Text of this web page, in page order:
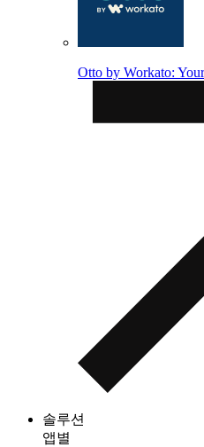
Otto by Workato:
솔루션
앱별